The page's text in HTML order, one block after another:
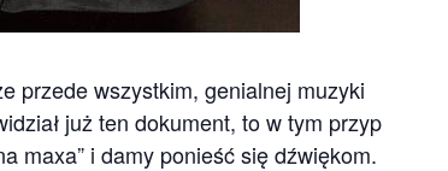
przede wszystkim, genialnej muzyki
już ten dokument, to w tym przypadku
maxa” i damy ponieść się dźwiękom.